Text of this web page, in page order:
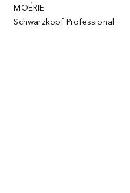
MOÉRIE
Schwarzkopf Professional